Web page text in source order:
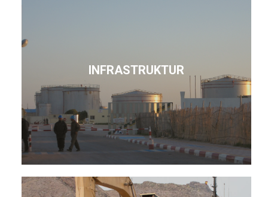
INFRASTRUKTUR